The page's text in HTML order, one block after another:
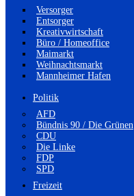
Versorger
Entsorger
Kreativwirtschaft
Büro / Homeoffice
Maimarkt
Weihnachtsmarkt
Mannheimer Hafen
Politik
AFD
Bündnis 90 / Die Grünen
CDU
Die Linke
FDP
SPD
Freizeit